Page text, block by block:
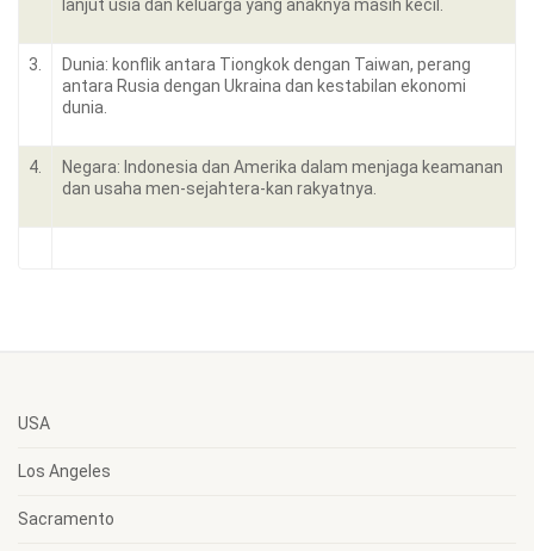
lanjut usia dan keluarga yang anaknya masih kecil.
3.
Dunia: konflik antara Tiongkok dengan Taiwan, perang
antara Rusia dengan Ukraina dan kestabilan ekonomi
dunia.
4.
Negara: Indonesia dan Amerika dalam menjaga keamanan
dan usaha men-sejahtera-kan rakyatnya.
USA
Los Angeles
Sacramento